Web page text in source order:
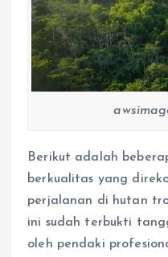
Berikut adalah
berkualitas yang
perjalanan di hutan
ini sudah terbukti
oleh pendaki